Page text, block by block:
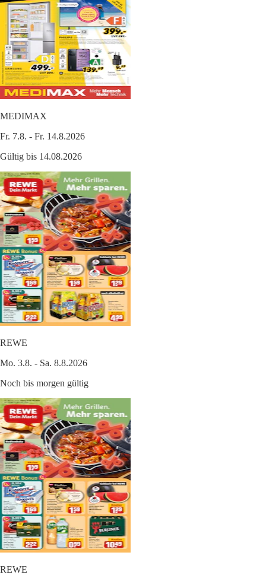
MEDIMAX
Fr. 7.8. - Fr. 14.8.2026
Gültig bis 14.08.2026
REWE
Mo. 3.8. - Sa. 8.8.2026
Noch bis morgen gültig
REWE